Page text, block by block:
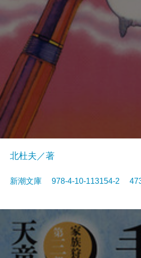
北杜夫／著
新潮文庫 978-4-10-113154-2